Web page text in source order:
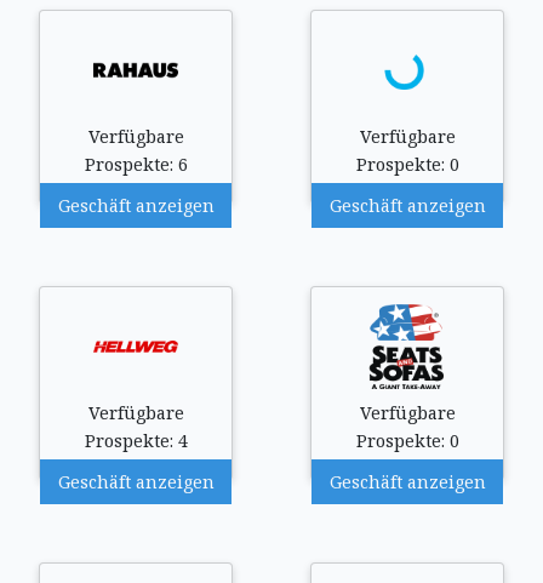
Verfügbare
Prospekte: 6
Geschäft anzeigen
Verfügbare
Prospekte: 0
Geschäft anzeigen
Verfügbare
Prospekte: 4
Geschäft anzeigen
Verfügbare
Prospekte: 0
Geschäft anzeigen